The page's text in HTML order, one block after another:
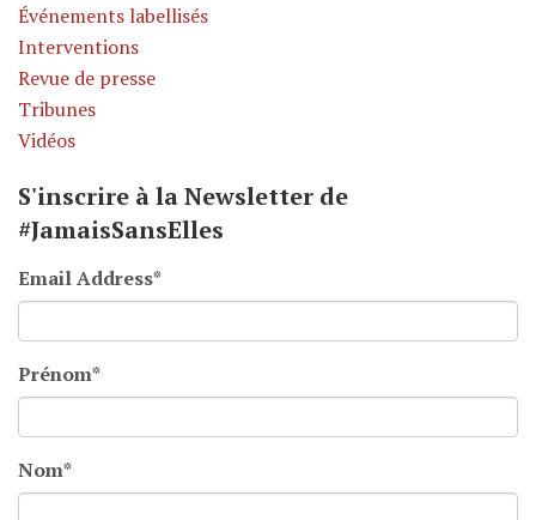
Événements labellisés
Interventions
Revue de presse
Tribunes
Vidéos
S'inscrire à la Newsletter de
#JamaisSansElles
Email Address*
Prénom*
Nom*